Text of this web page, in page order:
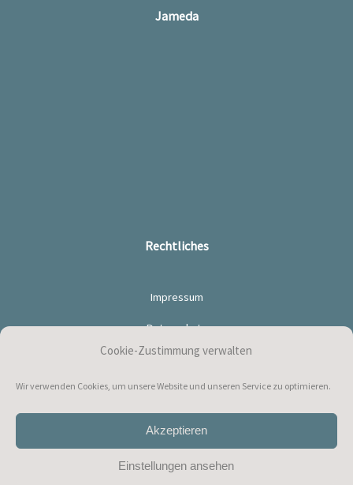
Cookie-Zustimmung verwalten
Wir verwenden Cookies, um unsere Website und unseren Service zu optimieren.
Akzeptieren
Einstellungen ansehen
Jameda
Rechtliches
Impressum
Datenschutz
Haftungsausschluss
Cookie-Richtlinie (EU)